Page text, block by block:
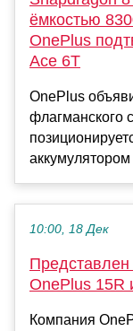
ёмкостью
OnePlus
Ace 6T
OnePlus
флагманского
10:00, 18 Дек
OnePlus 15R
Компания